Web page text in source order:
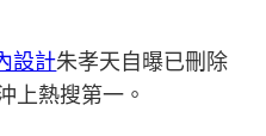
設計朱孝天自曝已刪除
上熱搜第一。